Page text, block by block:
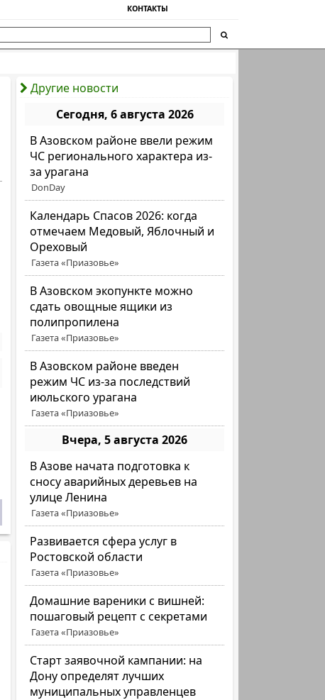
КОНТАКТЫ
Другие новости
Сегодня, 6 августа 2026
В Азовском районе ввели режим
ЧС регионального характера из-
за урагана
DonDay
Календарь Спасов 2026: когда
отмечаем Медовый, Яблочный и
Ореховый
Газета «Приазовье»
В Азовском экопункте можно
сдать овощные ящики из
полипропилена
Газета «Приазовье»
В Азовском районе введен
режим ЧС из-за последствий
июльского урагана
Газета «Приазовье»
Вчера, 5 августа 2026
В Азове начата подготовка к
сносу аварийных деревьев на
улице Ленина
Газета «Приазовье»
Развивается сфера услуг в
Ростовской области
Газета «Приазовье»
Домашние вареники с вишней:
пошаговый рецепт с секретами
Газета «Приазовье»
Старт заявочной кампании: на
Дону определят лучших
муниципальных управленцев